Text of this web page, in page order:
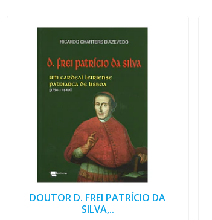
DOUTOR D. FREI PATRÍCIO DA
SILVA,..